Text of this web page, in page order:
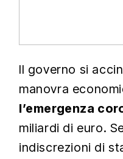
Il governo si
manovra
l’emergenza
miliardi di euro.
indiscrezioni di